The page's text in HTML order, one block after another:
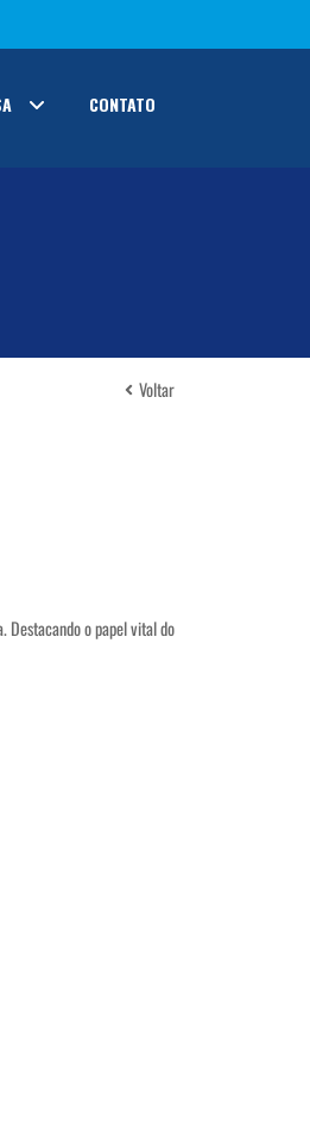
CONTATO
Voltar
Destacando o papel vital do